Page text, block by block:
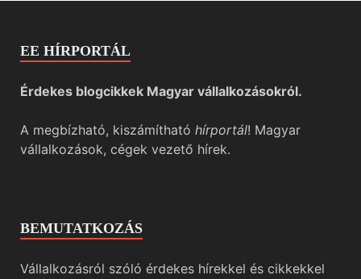
EE HÍRPORTÁL
Érdekes blogcikkek Magyar vállalkozásokról.
A megbízható, kiszámítható hírportál! Magyar
vállalkozások, cégek vezető hírek.
BEMUTATKOZÁS
Vállalkozásról szóló érdekes hírekkel és cikkekkel